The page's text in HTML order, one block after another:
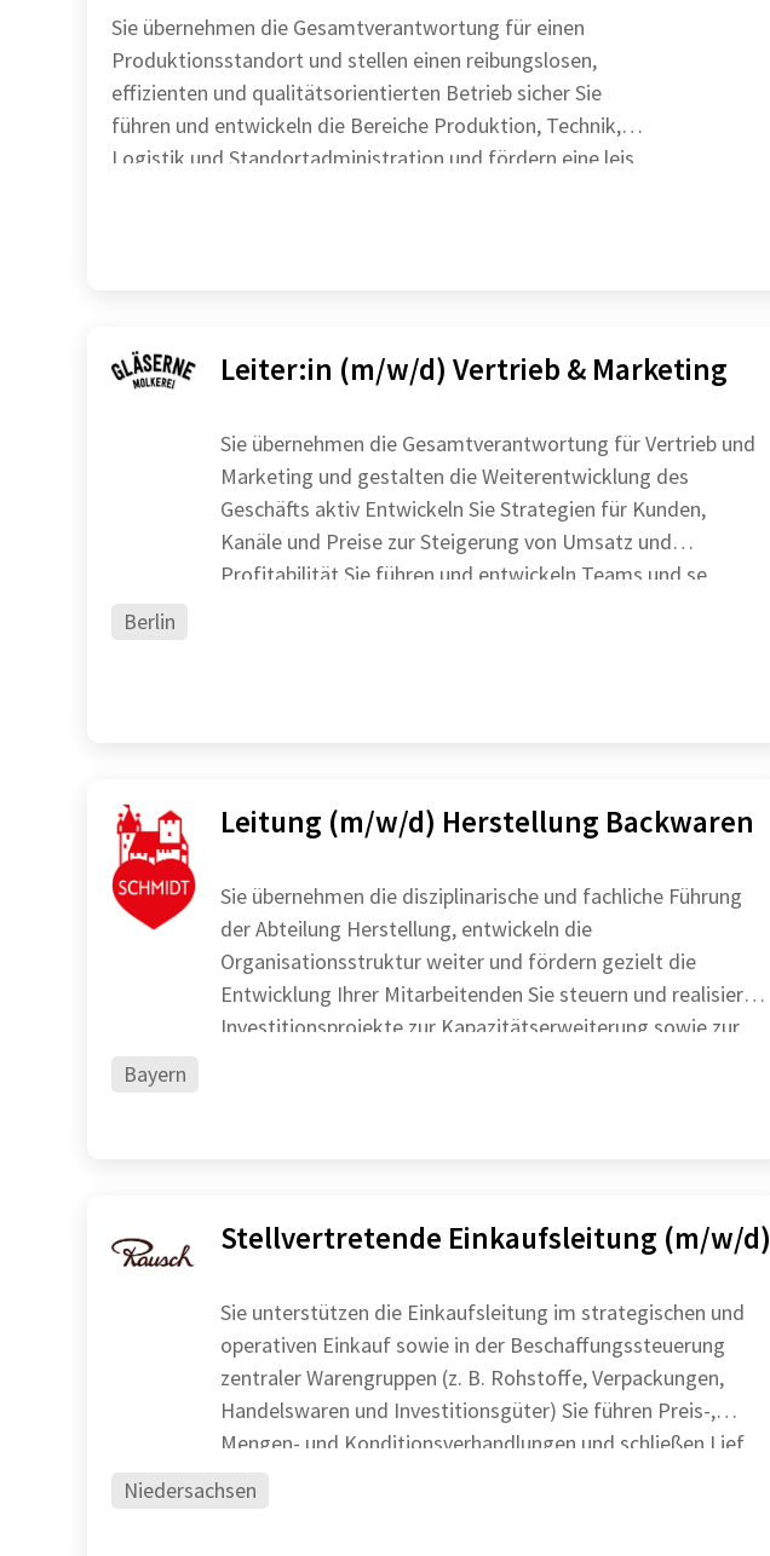
Sie übernehmen die Gesamtverantwortung für einen
Produktionsstandort und stellen einen reibungslosen,
effizienten und qualitätsorientierten Betrieb sicher Sie
führen und entwickeln die Bereiche Produktion, Technik,
Logistik und Standortadministration und fördern eine leis
Leiter:in (m/w/d) Vertrieb & Marketing
Sie übernehmen die Gesamtverantwortung für Vertrieb und
Marketing und gestalten die Weiterentwicklung des
Geschäfts aktiv Entwickeln Sie Strategien für Kunden,
Kanäle und Preise zur Steigerung von Umsatz und
Profitabilität Sie führen und entwickeln Teams und se
Berlin
Leitung (m/w/d) Herstellung Backwaren
Sie übernehmen die disziplinarische und fachliche Führung
der Abteilung Herstellung, entwickeln die
Organisationsstruktur weiter und fördern gezielt die
Entwicklung Ihrer Mitarbeitenden Sie steuern und realisieren
Investitionsprojekte zur Kapazitätserweiterung sowie zur
Bayern
Stellvertretende Einkaufsleitung (m/w/d)
Sie unterstützen die Einkaufsleitung im strategischen und
operativen Einkauf sowie in der Beschaffungssteuerung
zentraler Warengruppen (z. B. Rohstoffe, Verpackungen,
Handelswaren und Investitionsgüter) Sie führen Preis-,
Mengen- und Konditionsverhandlungen und schließen Lief
Niedersachsen